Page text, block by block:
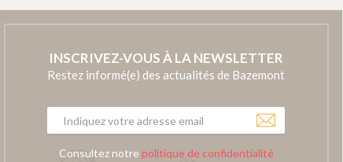
INSCRIVEZ-VOUS À LA NEWSLETTER
Restez informé(e) des actualités de Bazemont
Consultez notre politique de confidentialité